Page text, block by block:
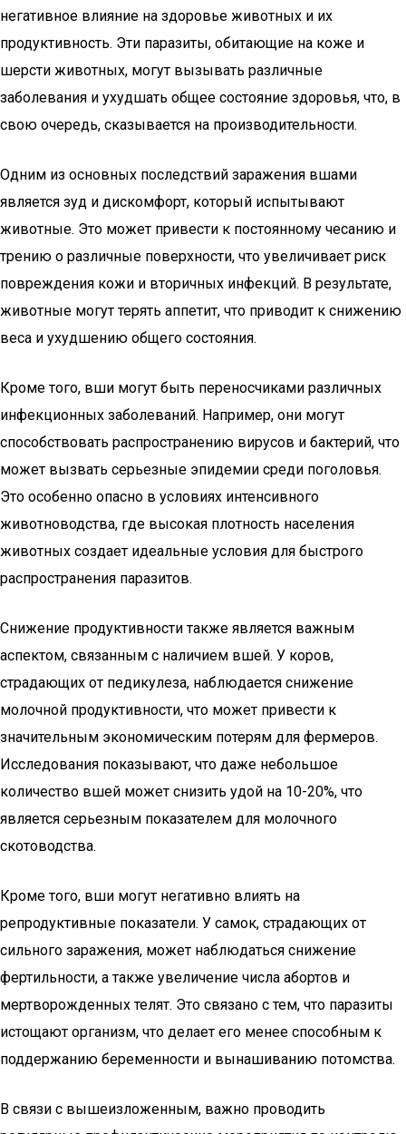
негативное влияние на здоровье животных и их
продуктивность. Эти паразиты, обитающие на коже и
шерсти животных, могут вызывать различные
заболевания и ухудшать общее состояние здоровья, что, в
свою очередь, сказывается на производительности.
Одним из основных последствий заражения вшами
является зуд и дискомфорт, который испытывают
животные. Это может привести к постоянному чесанию и
трению о различные поверхности, что увеличивает риск
повреждения кожи и вторичных инфекций. В результате,
животные могут терять аппетит, что приводит к снижению
веса и ухудшению общего состояния.
Кроме того, вши могут быть переносчиками различных
инфекционных заболеваний. Например, они могут
способствовать распространению вирусов и бактерий, что
может вызвать серьезные эпидемии среди поголовья.
Это особенно опасно в условиях интенсивного
животноводства, где высокая плотность населения
животных создает идеальные условия для быстрого
распространения паразитов.
Снижение продуктивности также является важным
аспектом, связанным с наличием вшей. У коров,
страдающих от педикулеза, наблюдается снижение
молочной продуктивности, что может привести к
значительным экономическим потерям для фермеров.
Исследования показывают, что даже небольшое
количество вшей может снизить удой на 10-20%, что
является серьезным показателем для молочного
скотоводства.
Кроме того, вши могут негативно влиять на
репродуктивные показатели. У самок, страдающих от
сильного заражения, может наблюдаться снижение
фертильности, а также увеличение числа абортов и
мертворожденных телят. Это связано с тем, что паразиты
истощают организм, что делает его менее способным к
поддержанию беременности и вынашиванию потомства.
В связи с вышеизложенным, важно проводить